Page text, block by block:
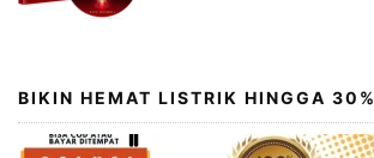
BIKIN HEMAT LISTRIK HINGGA 30%